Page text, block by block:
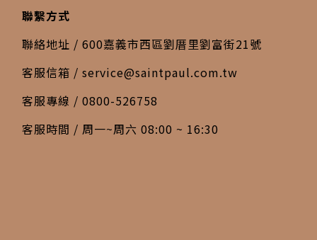
聯繫方式
聯絡地址 / 600嘉義市西區劉厝里劉富街21號
客服信箱 / service@saintpaul.com.tw
客服專線 / 0800-526758
客服時間 / 周一~周六 08:00 ~ 16:30